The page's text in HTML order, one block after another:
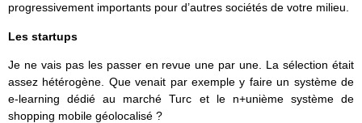
progressivement importants pour d’autres sociétés de votre milieu.
Les startups
Je ne vais pas les passer en revue une par une. La sélection était
assez hétérogène. Que venait par exemple y faire un système de
e-learning dédié au marché Turc et le n+unième système de
shopping mobile géolocalisé ?